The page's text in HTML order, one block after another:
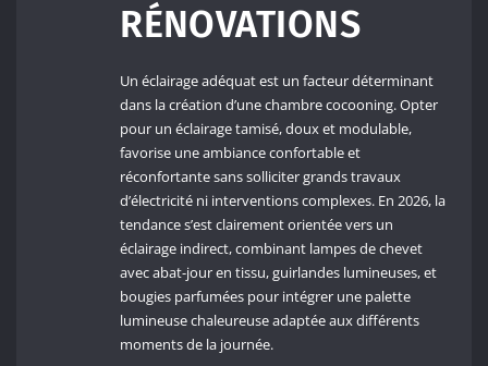
RÉNOVATIONS
Un éclairage adéquat est un facteur déterminant
dans la création d’une chambre cocooning. Opter
pour un éclairage tamisé, doux et modulable,
favorise une ambiance confortable et
réconfortante sans solliciter grands travaux
d’électricité ni interventions complexes. En 2026, la
tendance s’est clairement orientée vers un
éclairage indirect, combinant lampes de chevet
avec abat-jour en tissu, guirlandes lumineuses, et
bougies parfumées pour intégrer une palette
lumineuse chaleureuse adaptée aux différents
moments de la journée.